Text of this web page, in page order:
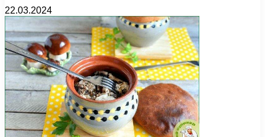
22.03.2024